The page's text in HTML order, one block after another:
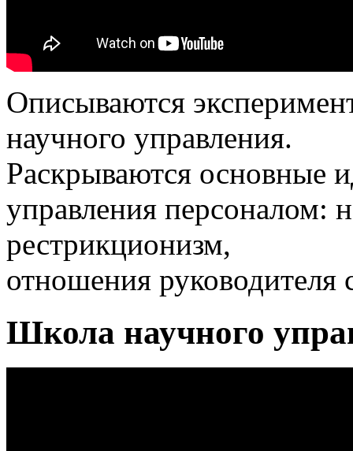
Описываются
научного управления.
Раскрываются основные
управления персоналом:
рестрикционизм,
отношения
Школа научного